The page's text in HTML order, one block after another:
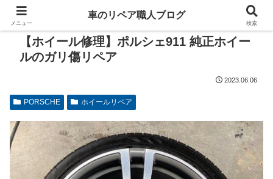
【ホイール修理】ポルシェ911 純正ホイー
ルのガリ傷リペア
2023.06.06
PORSCHE ホイールリペア
メニュー
車のリペア職人ブログ
検索